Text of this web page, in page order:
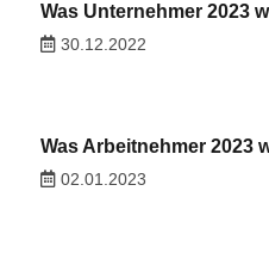
Was Unternehmer 2023
30.12.2022
Was Arbeitnehmer 2023
02.01.2023